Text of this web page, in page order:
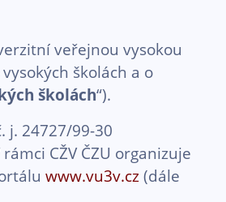
veřejnou vysokou
školách a o
školách“).
j. 24727/99-30
rámci CŽV ČZU organizuje
www.vu3v.cz(dále